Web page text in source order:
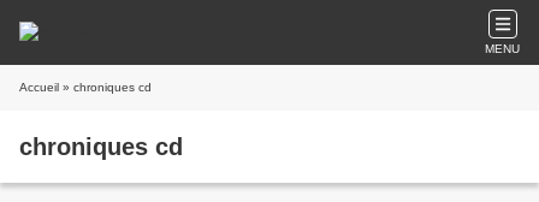
MENU
Accueil » chroniques cd
chroniques cd